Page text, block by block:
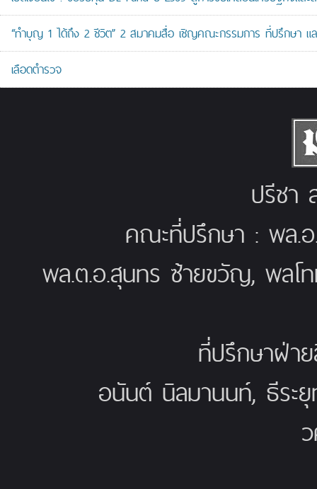
“ทำบุญ 1 ได้ถึง 2 ชีวิต” 2 สมาคมสื่อ เชิญคณะกรรมการ ที่ปรึกษา แ
เลือดตำรวจ
ปรีชา
คณะที่ปรึกษา : พล.
พล.ต.อ.สุนทร ซ้ายขวัญ, พล
ที่ปรึกษาฝ่า
อนันต์ นิลมานนท์, ธีร